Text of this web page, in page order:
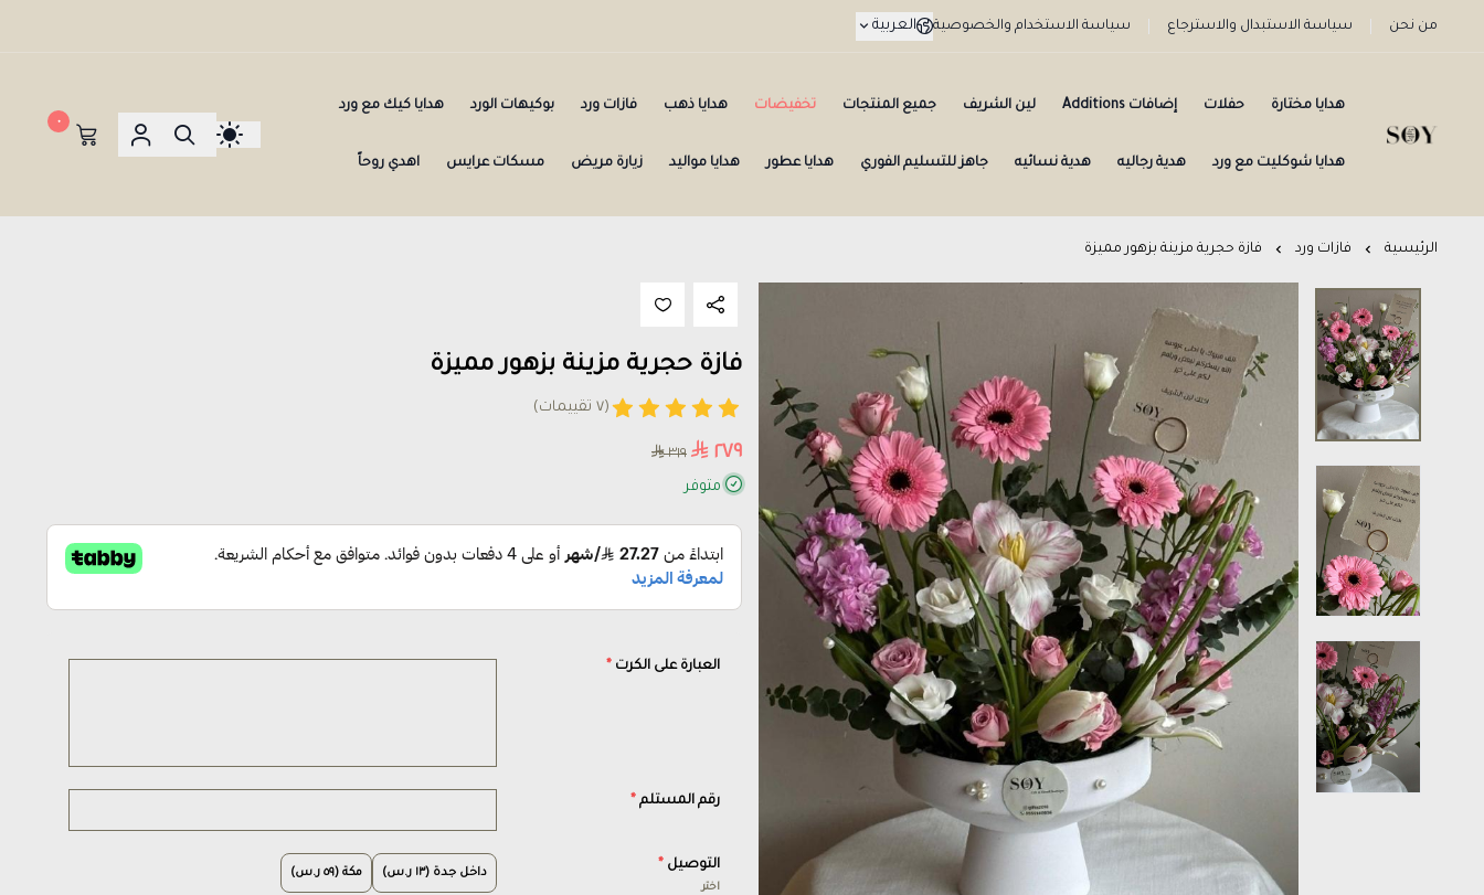
من نحن سياسة الاستبدال والاسترجاع سياسة الاستخدام والخصوصية العربية
هدايا مختارة حفلات إضافات Additions لين الشريف جميع المنتجات تخفيضات هدايا ذهب فازات ورد بوكيهات الورد هدايا كيك مع ورد
هدايا شوكليت مع ورد هدية رجاليه هدية نسائيه جاهز للتسليم الفوري هدايا عطور هدايا مواليد زيارة مريض مسكات عرايس اهدي روحاً
٠
الرئيسية فازات ورد فازة حجرية مزينة بزهور مميزة
فازة حجرية مزينة بزهور مميزة
(٧ تقييمات)
٢٧٩
٣١٩
متوفر
العبارة على الكرت *
رقم المستلم *
التوصيل *
اختر
داخل جدة (١٣ ر.س) مكة (٥٩ ر.س)